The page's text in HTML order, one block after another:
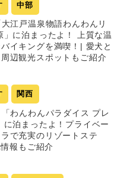
中部
江戸温泉物語わんわんリ
」に泊まったよ！ 上質な温
イキングを満喫！| 愛犬と
辺観光スポットもご紹介
関西
「わんわんパラダイス プレ
に泊まったよ！プライベー
で充実のリゾートステ
報もご紹介